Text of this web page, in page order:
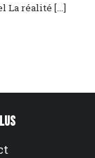
réalité [...]